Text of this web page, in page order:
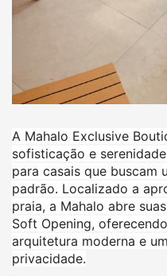
A Mahalo Exclusive
sofisticação e
para casais que buscam
padrão. Localizado a
praia, a Mahalo abre
Soft Opening,
arquitetura moderna e
privacidade.